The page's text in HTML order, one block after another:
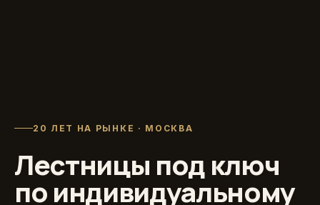
20 ЛЕТ НА РЫНКЕ · МОСКВА
Лестницы под ключ
по индивидуальному